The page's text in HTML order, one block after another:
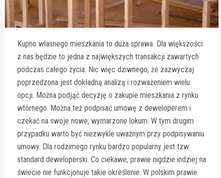
Kupno własnego mieszkania to duża sprawa. Dla większości
z nas będzie to jedna z największych transakcji zawartych
podczas całego życia. Nic więc dziwnego, że zazwyczaj
poprzedzona jest dokładną analizą i rozważeniem wielu
opcji. Można podjąć decyzję o zakupie mieszkania z rynku
wtórnego. Można też podpisać umowę z deweloperem i
czekać na swoje nowe, wymarzone lokum. W tym drugim
przypadku warto być niezwykle uważnym przy podpisywaniu
umowy. Dla rodzimego rynku bardzo popularny jest tzw.
standard deweloperski. Co ciekawe, prawie nigdzie indziej na
świecie nie funkcjonuje takie określenie. W polskim prawie